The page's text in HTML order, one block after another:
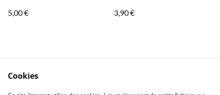
5,00 €
3,90 €
Cookies